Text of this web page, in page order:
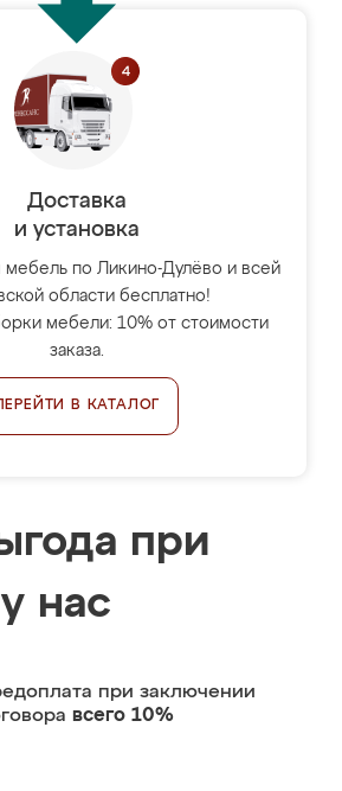
Доставка
и установка
по Ликино-Дулёво и всей
области бесплатно!
мебели: 10% от стоимости
заказа.
В КАТАЛОГ
при
нас
при заключении
всего 10%